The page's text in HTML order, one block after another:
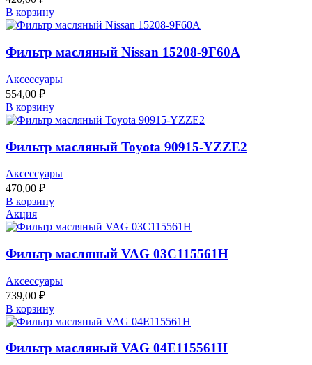
В корзину
Фильтр масляный Nissan 15208-9F60A
Аксессуары
554,00 ₽
В корзину
Фильтр масляный Toyota 90915-YZZE2
Аксессуары
470,00 ₽
В корзину
Акция
Фильтр масляный VAG 03C115561H
Аксессуары
739,00 ₽
В корзину
Фильтр масляный VAG 04E115561H